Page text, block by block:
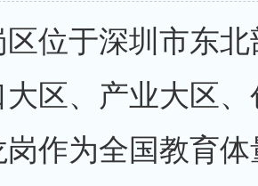
于深圳市东北
区、产业大区
作为全国教育